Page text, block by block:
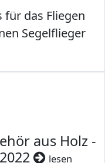
für das Fliegen
Segelflieger
aus Holz -
lesen